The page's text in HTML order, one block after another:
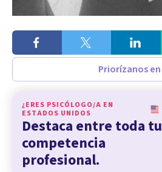
Priorízanos en
¿ERES PSICÓLOGO/A EN
ESTADOS UNIDOS
Destaca entre toda tu
competencia
profesional.